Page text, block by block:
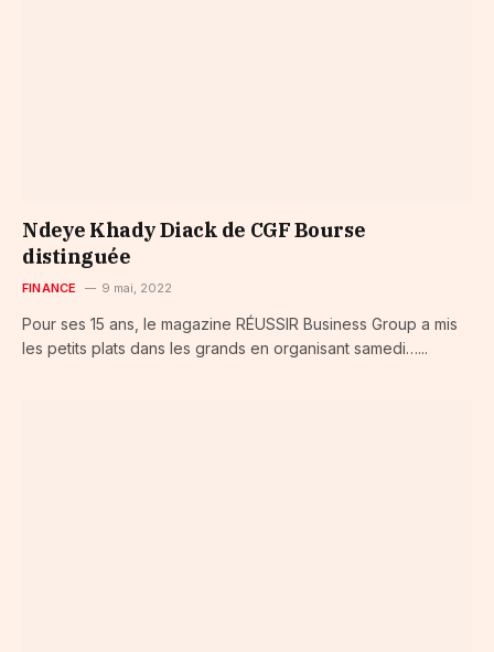
Ndeye Khady Diack de CGF Bourse
distinguée
FINANCE 9 mai, 2022
Pour ses 15 ans, le magazine RÉUSSIR Business Group a mis
les petits plats dans les grands en organisant samedi…...